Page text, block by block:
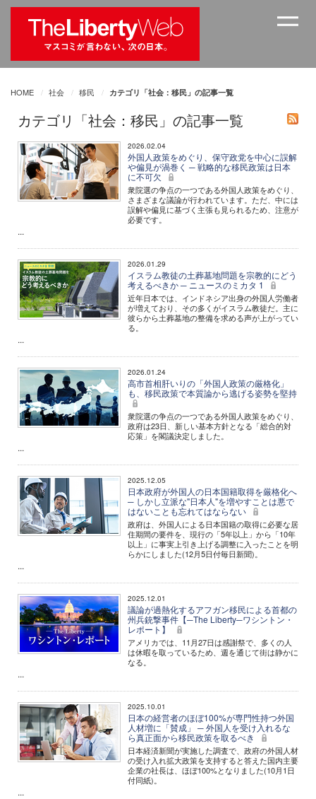
HOME 社会 移民 カテゴリ「社会：移民」の記事一覧
カテゴリ「社会：移民」の記事一覧
2026.02.04
外国人政策をめぐり、保守政党を中心に誤解
や偏見が渦巻く ─ 戦略的な移民政策は日本
に不可欠
衆院選の争点の一つである外国人政策をめぐり、
さまざまな議論が行われています。ただ、中には
誤解や偏見に基づく主張も見られるため、注意が
必要です。
...
2026.01.29
イスラム教徒の土葬墓地問題を宗教的にどう
考えるべきか ─ ニュースのミカタ 1
近年日本では、インドネシア出身の外国人労働者
が増えており、その多くがイスラム教徒だ。主に
彼らから土葬墓地の整備を求める声が上がってい
る。
...
2026.01.24
高市首相肝いりの「外国人政策の厳格化」
も、移民政策で本質論から逃げる姿勢を堅持
衆院選の争点の一つである外国人政策をめぐり、
政府は23日、新しい基本方針となる「総合的対
応策」を閣議決定しました。
...
2025.12.05
日本政府が外国人の日本国籍取得を厳格化へ
─ しかし立派な"日本人"を増やすことは悪で
はないことも忘れてはならない
政府は、外国人による日本国籍の取得に必要な居
住期間の要件を、現行の「5年以上」から「10年
以上」に事実上引き上げる調整に入ったことを明
らかにしました(12月5日付毎日新聞)。
...
2025.12.01
議論が過熱化するアフガン移民による首都の
州兵銃撃事件【─The Liberty─ワシントン・
レポート】
アメリカでは、11月27日は感謝祭で、多くの人
は休暇を取っているため、週を通じて街は静かに
なる。
...
2025.10.01
日本の経営者のほぼ100%が専門性持つ外国
人材増に「賛成」 ─ 外国人を受け入れるな
ら真正面から移民政策を取るべき
日本経済新聞が実施した調査で、政府の外国人材
の受け入れ拡大政策を支持すると答えた国内主要
企業の社長は、ほぼ100%となりました(10月1日
付同紙)。
...